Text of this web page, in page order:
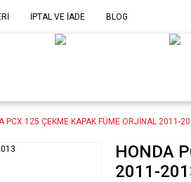
İPTAL VE İADE BLOG
PCX 125 ÇEKME KAPAK FÜME ORJİNAL 2011-
HONDA
2011-